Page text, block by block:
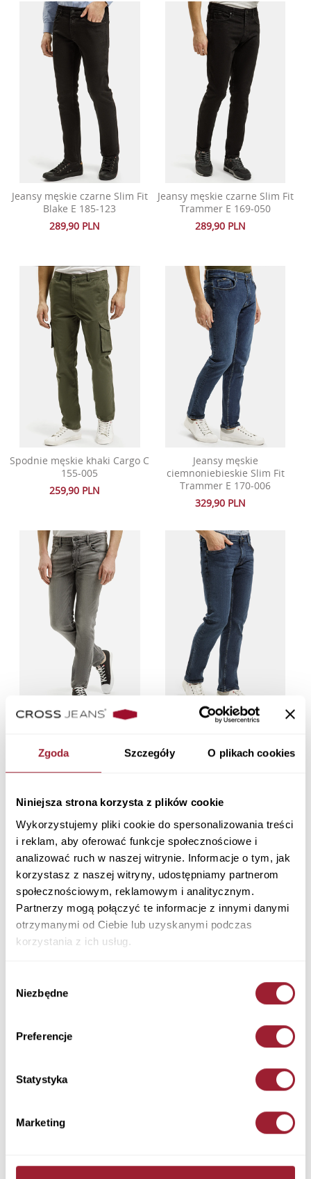
Zgoda Szczegóły O plikach cookies
Niniejsza strona korzysta z plików cookie
Wykorzystujemy pliki cookie do spersonalizowania treści
i reklam, aby oferować funkcje społecznościowe i
analizować ruch w naszej witrynie. Informacje o tym, jak
korzystasz z naszej witryny, udostępniamy partnerom
społecznościowym, reklamowym i analitycznym.
Partnerzy mogą połączyć te informacje z innymi danymi
otrzymanymi od Ciebie lub uzyskanymi podczas
korzystania z ich usług.
zgody
Niezbędne
Preferencje
Statystyka
Marketing
Jeansy męskie czarne Slim Fit
Blake E 185-123
289,90 PLN
Jeansy męskie czarne Slim Fit
Trammer E 169-050
289,90 PLN
Spodnie męskie khaki Cargo C
155-005
259,90 PLN
Jeansy męskie
ciemnoniebieskie Slim Fit
Trammer E 170-006
329,90 PLN
Jeansy męskie szare Slim Fit
329,90 PLN
Jeansy męskie granatowe Slim
229,90 PLN
Jeansy męskie
ciemnoniebieskie Slim Fit
Blake E 185-244
329,90 PLN
Jeansy męskie niebieskie Slim
Fit Blake E 185-241
329,90 PLN
Jeansy męskie niebieskie Slim
Fit Trammer E 169-127